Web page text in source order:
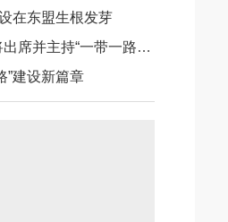
在东盟生根发芽
习近平主席将出席并主持“一带一路” 国际合作高峰论坛相关活动
”建设新篇章